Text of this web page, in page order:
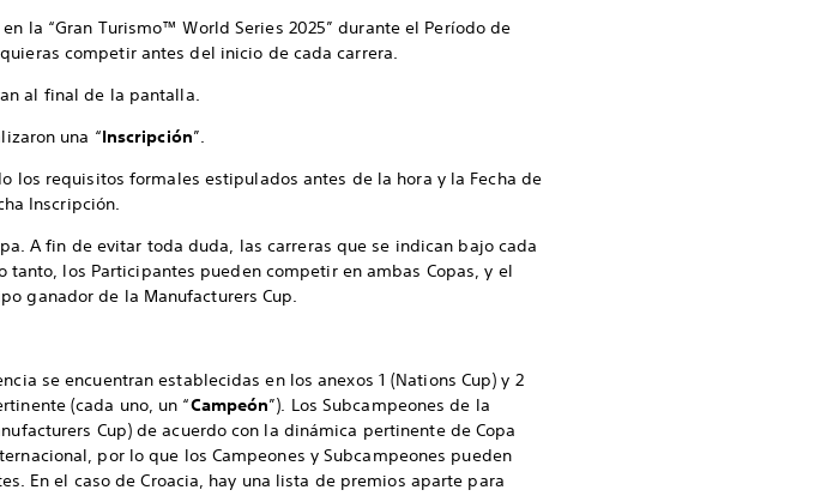
la “Gran Turismo™ World Series 2025” durante el Período de
competir antes del inicio de cada carrera.
al final de la pantalla.
una “Inscripción”.
los requisitos formales estipulados antes de la hora y la Fecha de
Inscripción.
A fin de evitar toda duda, las carreras que se indican bajo cada
los Participantes pueden competir en ambas Copas, y el
ganador de la Manufacturers Cup.
se encuentran establecidas en los anexos 1 (Nations Cup) y 2
(cada uno, un “Campeón”). Los Subcampeones de la
Cup) de acuerdo con la dinámica pertinente de Copa
por lo que los Campeones y Subcampeones pueden
En el caso de Croacia, hay una lista de premios aparte para